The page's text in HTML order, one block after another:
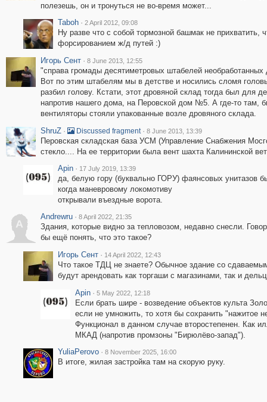
полезешь, он и тронуться не во-время может...
Taboh · 2 April 2012, 09:08
Ну разве что с собой тормозной башмак не прихватить,
форсированием ж/д путей :)
Игорь Сент · 8 June 2013, 12:55
"справа громады десятиметровых штабелей необработанных
Вот по этим штабелям мы в детстве и носились сломя
разбил голову. Кстати, этот дровяной склад тогда был для
напротив нашего дома, на Перовской дом №5. А где-то там,
вентиляторы стояли упакованные возле дровяного склада.
ShruZ · Discussed fragment · 8 June 2013, 13:39
Перовская складская база УСМ (Управление Снабжения
стекло.... На ее территории была вент шахта Калининской
Apin · 17 July 2019, 13:39
да, белую гору (буквально ГОРУ) фаянсовых унитазов
когда маневровому локомотиву
открывали въездные ворота.
A
Andrewru · 8 April 2022, 21:35
Здания, которые видно за тепловозом, недавно снесли.
бы ещё понять, что это такое?
Игорь Сент · 14 April 2022, 12:43
Что такое ТДЦ не знаете? Обычное здание со
будут арендовать как торгаши с магазинами, так и
Apin · 5 May 2022, 12:18
Если брать шире - возведение объектов культа
если не умножить, то хотя бы сохранить "нажитое
Функционал в данном случае второстепенен. Как
МКАД (напротив промзоны "Бирюлёво-запад").
YuliaPerovo · 8 November 2025, 16:00
В итоге, жилая застройка там на скорую руку.